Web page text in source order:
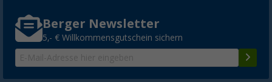
Berger Newsletter
5,- € Willkommensgutschein sichern